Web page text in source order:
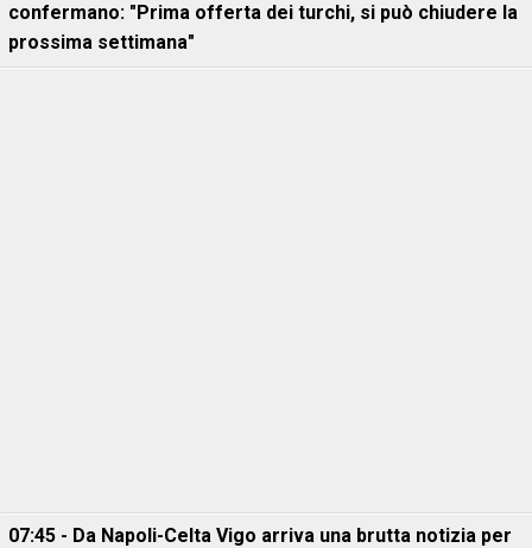
confermano: "Prima offerta dei turchi, si può chiudere la
prossima settimana"
07:45 - Da Napoli-Celta Vigo arriva una brutta notizia per